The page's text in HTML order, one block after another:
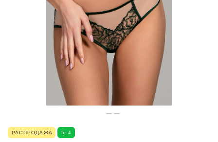
РАСПРОДАЖА 5=4